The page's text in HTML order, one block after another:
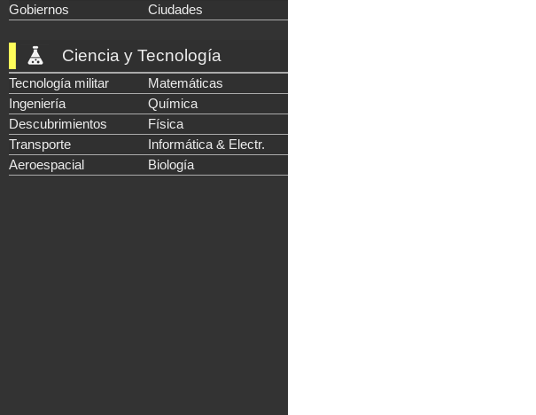
Gobiernos
Ciudades
Ciencia y Tecnología
Tecnología militar
Matemáticas
Ingeniería
Química
Descubrimientos
Física
Transporte
Informática & Electr.
Aeroespacial
Biología